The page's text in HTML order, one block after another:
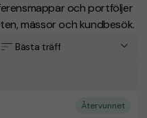
och portföljer
mässor och kundbesök.
Bästa träff
Återvunnet